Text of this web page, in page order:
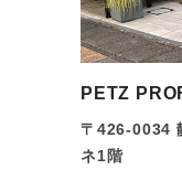
PETZ
〒426-0034
ネ1階